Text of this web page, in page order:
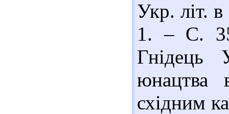
Укр. літ.
1. – С.
Гнідець
юнацтва
східним